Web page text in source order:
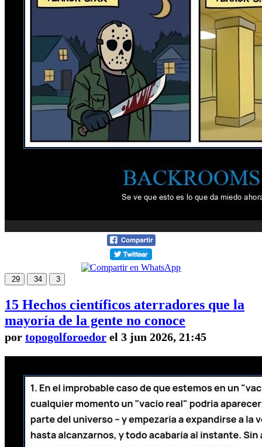
29 34 3
15 Hechos científicos aterradores que la
mayoría de la gente no conoce
por topogolforoedor el 3 jun 2026, 21:45